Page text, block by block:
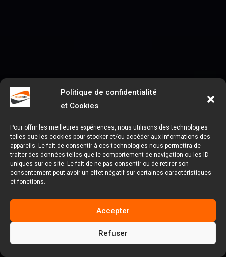
Politique de confidentialité
et Cookies
Pour offrir les meilleures expériences, nous utilisons des technologies
telles que les cookies pour stocker et/ou accéder aux informations des
appareils. Le fait de consentir à ces technologies nous permettra de
traiter des données telles que le comportement de navigation ou les ID
uniques sur ce site. Le fait de ne pas consentir ou de retirer son
consentement peut avoir un effet négatif sur certaines caractéristiques
et fonctions.
Accepter
Refuser